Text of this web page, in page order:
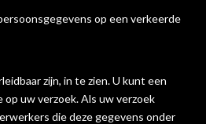
op een verkeerde
zijn, in te zien. U kunt een
uw verzoek. Als uw verzoek
die deze gegevens onder